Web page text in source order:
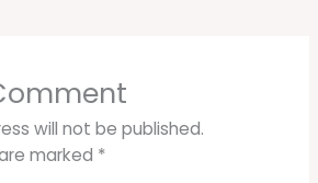
will not be published.
marked *